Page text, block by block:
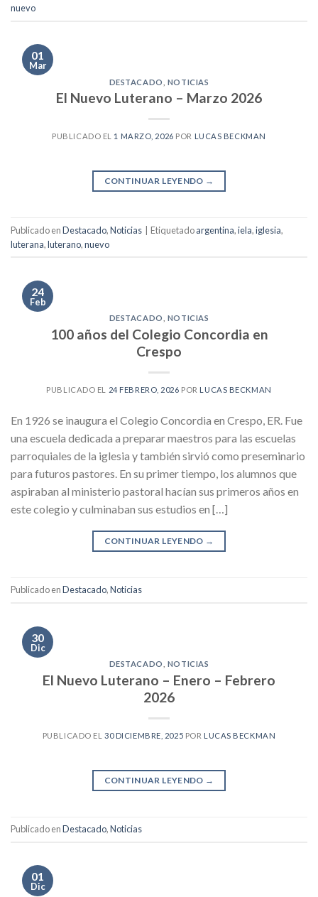
nuevo
01
Mar
DESTACADO NOTICIAS
El Nuevo Luterano – Marzo 2026
PUBLICADO EL 1 MARZO, 2026 POR LUCAS BECKMAN
CONTINUAR LEYENDO →
Publicado enDestacado,Noticias Etiquetadoargentina,iela,iglesia,
luterana,luterano,nuevo
24
Feb
DESTACADO NOTICIAS
100 años del Colegio Concordia en
Crespo
PUBLICADO EL 24 FEBRERO, 2026 POR LUCAS BECKMAN
En 1926 se inaugura el Colegio Concordia en Crespo, ER. Fue
una escuela dedicada a preparar maestros para las escuelas
parroquiales de la iglesia y también sirvió como preseminario
para futuros pastores. En su primer tiempo, los alumnos que
aspiraban al ministerio pastoral hacían sus primeros años en
este colegio y culminaban sus estudios en […]
CONTINUAR LEYENDO →
Publicado enDestacado,Noticias
30
Dic
DESTACADO NOTICIAS
El Nuevo Luterano – Enero – Febrero
2026
PUBLICADO EL30 DICIEMBRE, 2025 POR LUCAS BECKMAN
CONTINUAR LEYENDO →
Publicado enDestacado,Noticias
01
Dic